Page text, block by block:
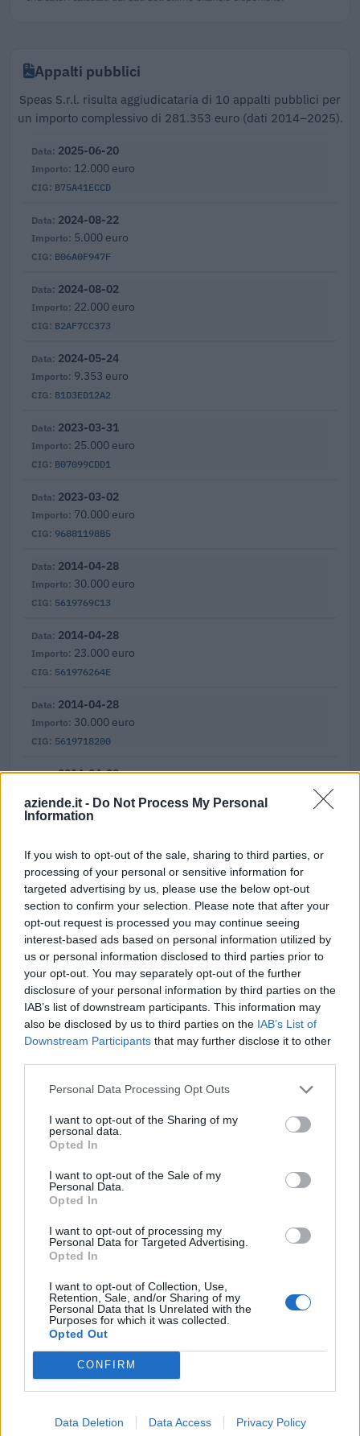
aziende.it - Do Not Process My Personal
Information
If you wish to opt-out of the sale, sharing to third parties, or
processing of your personal or sensitive information for
targeted advertising by us, please use the below opt-out
section to confirm your selection. Please note that after your
opt-out request is processed you may continue seeing
interest-based ads based on personal information utilized by
us or personal information disclosed to third parties prior to
your opt-out. You may separately opt-out of the further
disclosure of your personal information by third parties on the
IAB’s list of downstream participants. This information may
also be disclosed by us to third parties on the IAB’s List of
Downstream Participants that may further disclose it to other
Personal Data Processing Opt Outs
I want to opt-out of the Sharing of my
personal data.
Opted In
I want to opt-out of the Sale of my
Personal Data.
Opted In
I want to opt-out of processing my
Personal Data for Targeted Advertising.
Opted In
I want to opt-out of Collection, Use,
Retention, Sale, and/or Sharing of my
Personal Data that Is Unrelated with the
Purposes for which it was collected.
Opted Out
CONFIRM
Data Deletion Data Access Privacy Policy
Appalti pubblici
Speas S.r.l. risulta aggiudicataria di 10 appalti pubblici per
un importo complessivo di 281.353 euro (dati 2014–2025).
B75A41ECCD
2025-06-20
12.000 euro
B06A0F947F
2024-08-22
5.000 euro
B2AF7CC373
2024-08-02
22.000 euro
B1D3ED12A2
2024-05-24
9.353 euro
B07099CDD1
2023-03-31
25.000 euro
96881198B5
2023-03-02
70.000 euro
5619769C13
2014-04-28
30.000 euro
561976264E
2014-04-28
23.000 euro
5619718200
2014-04-28
30.000 euro
56197371AE
2014-04-28
licenza CC BY-SA 4.0). Ogni CIG e' verificabile sul portale ANAC.
Aiuti di Stato e contributi pubblici
Speas S.r.l. risulta beneficiaria di 8 aiuti o contributi pubblici
per un totale di 1.341.190 euro (2021–2025).
2025-03-28
Incentivo per ricollocazione lavorativa soggetti
privi di occupazione e beneficiari dell'assicurazione
sociale per l'im
2023-05-30
Contributo a fondo perduto [e modifiche ai sensi
SA 101076)
agenzia delle entrate
2023-04-17
seguito della crisi economica causata dall'epidemia di
COVID-19 [con mo
agenzia delle entrate
20.400 euro
2023-03-30
esenzioni fiscali e crediti d'imposta adottati a
COVID-19 [con mo